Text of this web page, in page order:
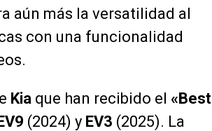
aún más la versatilidad al
con una funcionalidad
Kia que han recibido el «Best
(2024) y EV3 (2025). La